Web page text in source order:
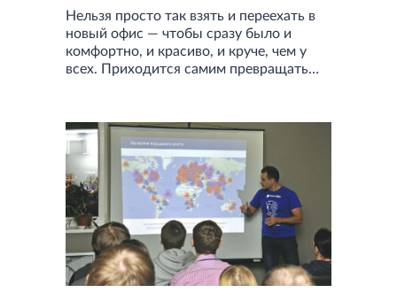
Нельзя просто так взять и переехать в
новый офис — чтобы сразу было и
комфортно, и красиво, и круче, чем у
всех. Приходится самим превращать
и для жизни».